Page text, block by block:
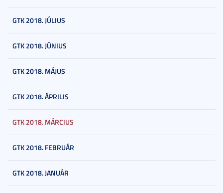
GTK 2018. JÚLIUS
GTK 2018. JÚNIUS
GTK 2018. MÁJUS
GTK 2018. ÁPRILIS
GTK 2018. MÁRCIUS
GTK 2018. FEBRUÁR
GTK 2018. JANUÁR